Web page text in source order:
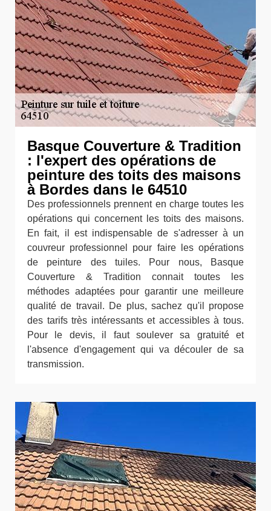
Basque Couverture & Tradition
: l'expert des opérations de
peinture des toits des maisons
à Bordes dans le 64510
Des professionnels prennent en charge toutes les
opérations qui concernent les toits des maisons.
En fait, il est indispensable de s'adresser à un
couvreur professionnel pour faire les opérations
de peinture des tuiles. Pour nous, Basque
Couverture & Tradition connait toutes les
méthodes adaptées pour garantir une meilleure
qualité de travail. De plus, sachez qu'il propose
des tarifs très intéressants et accessibles à tous.
Pour le devis, il faut soulever sa gratuité et
l'absence d'engagement qui va découler de sa
transmission.